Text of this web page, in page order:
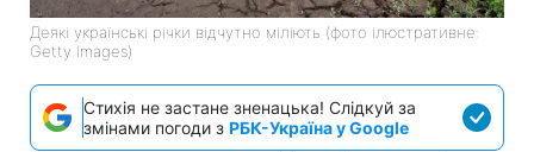
Деякі українські річки відчутно міліють (фото ілюстративне:
Getty Images)
Стихія не застане зненацька! Слідкуй за
змінами погоди з РБК-Україна у Google